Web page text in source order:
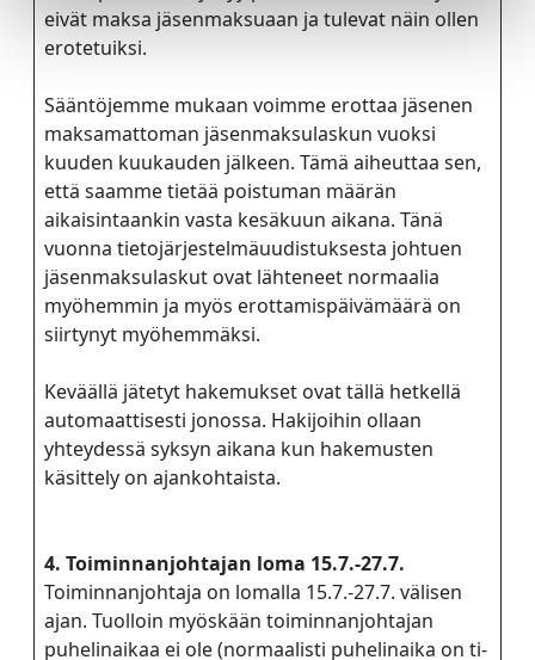
LUE LISÄÄ
eivät maksa jäsenmaksuaan ja tulevat näin ollen
erotetuiksi.
Sääntöjemme mukaan voimme erottaa jäsenen
maksamattoman jäsenmaksulaskun vuoksi
kuuden kuukauden jälkeen. Tämä aiheuttaa sen,
että saamme tietää poistuman määrän
aikaisintaankin vasta kesäkuun aikana. Tänä
vuonna tietojärjestelmäuudistuksesta johtuen
jäsenmaksulaskut ovat lähteneet normaalia
myöhemmin ja myös erottamispäivämäärä on
siirtynyt myöhemmäksi.
Keväällä jätetyt hakemukset ovat tällä hetkellä
automaattisesti jonossa. Hakijoihin ollaan
yhteydessä syksyn aikana kun hakemusten
käsittely on ajankohtaista.
4. Toiminnanjohtajan loma 15.7.-27.7.
Toiminnanjohtaja on lomalla 15.7.-27.7. välisen
ajan. Tuolloin myöskään toiminnanjohtajan
puhelinaikaa ei ole (normaalisti puhelinaika on ti-